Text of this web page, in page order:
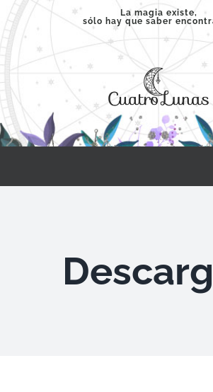
Saltar
contenido
La magia existe,
sólo hay que saber
SERVICIOS